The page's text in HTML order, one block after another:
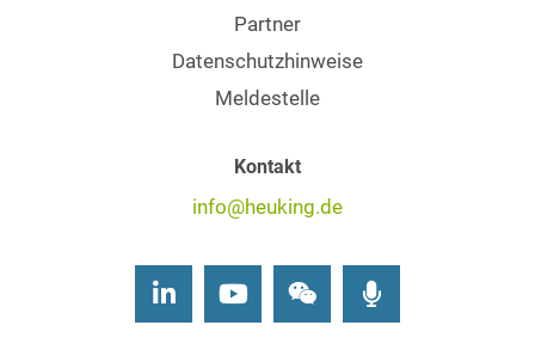
Partner
Datenschutzhinweise
Meldestelle
Kontakt
info@heuking.de
LinkedInYoutubeWechat